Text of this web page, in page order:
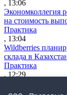
, 13:06
Экономколлегия
на стоимость
Практика
, 13:04
Wildberries
склада в
Практика
, 12:29
расходов